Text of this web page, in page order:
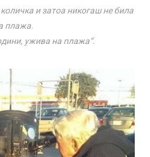
и затоа никогаш не била
плажа.
ужива на плажа“.